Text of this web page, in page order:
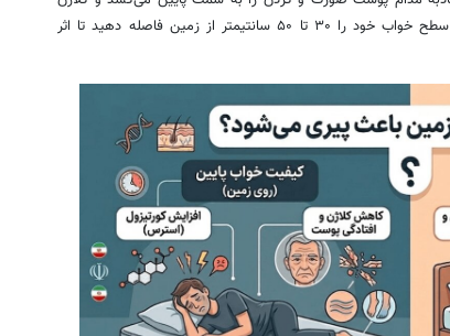
را تخریب می‌کند. به همین دلیل توصیه می‌کنند سطح خواب خود را ۳۰ تا ۵۰ سانتیمتر از زمین فاصله دهید تا اثر